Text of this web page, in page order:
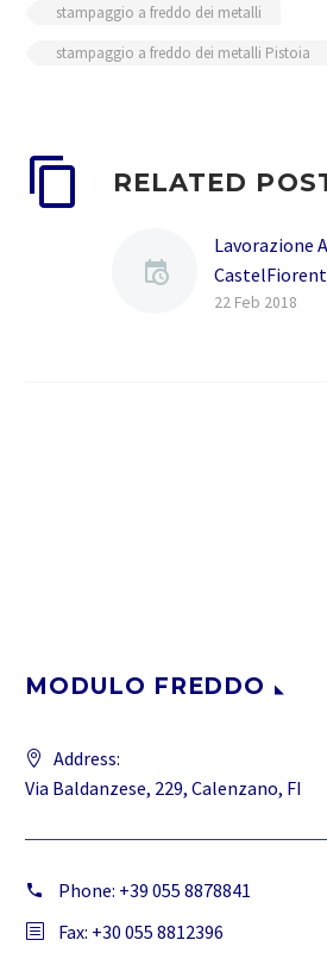
stampaggio a freddo dei metalli
stampaggio a freddo dei metalli Pistoia
RELATED
Lavorazione
La MODULO
22 Feb 2018
MODULO FREDDO
Address:
Via Baldanzese, 229, Calenzano, FI
Phone: +39 055 8878841
Fax: +30 055 8812396